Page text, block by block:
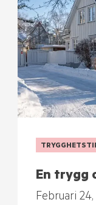
En trygg
Februari